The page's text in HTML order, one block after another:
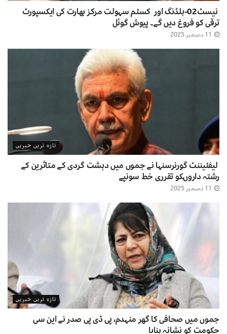
نیسٹ02-بلڈنگ اور کسٹم سہولت مرکز بھارت کی ایکسپورٹ
ترقی کو فروغ دیں گے۔ پیوش گوئل
تازہ ترین خبریں
لیفٹیننٹ گورنرسنہا نے جموں میں دہشت گردی کے متاثرین کے
رشتہ داروںکو تقرری خط سونپے
تازہ ترین خبریں
جموں میں صحافی کا گھر منہدم، پی ڈی پی صدر نے این سی
حکومت کو نشانہ بنایا